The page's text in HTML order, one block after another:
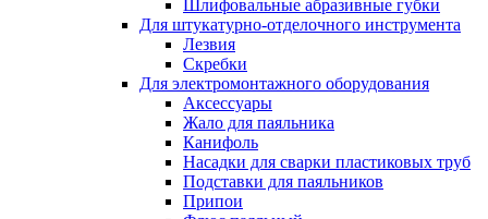
Шлифовальные абразивные губки
Для штукатурно-отделочного инструмента
Лезвия
Скребки
Для электромонтажного оборудования
Аксессуары
Жало для паяльника
Канифоль
Насадки для сварки пластиковых труб
Подставки для паяльников
Припои